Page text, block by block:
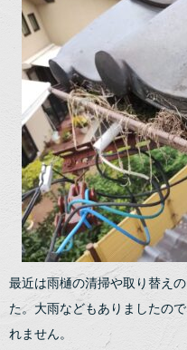
最近は雨樋の清掃や取り替え
た。大雨などもありましたの
れません。